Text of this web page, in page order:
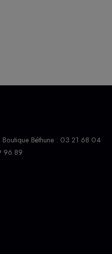
Béthune : 03 21 68 04
96 89